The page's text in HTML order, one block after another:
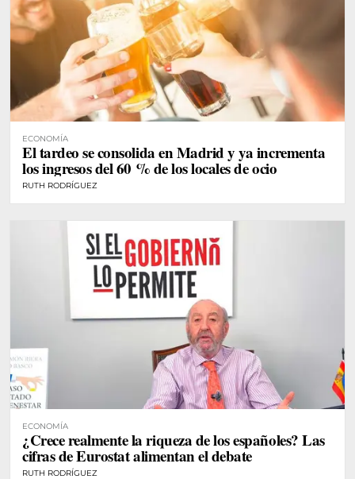
ECONOMÍA
El tardeo se consolida en Madrid y ya incrementa
los ingresos del 60 % de los locales de ocio
RUTH RODRÍGUEZ
ECONOMÍA
¿Crece realmente la riqueza de los españoles? Las
cifras de Eurostat alimentan el debate
RUTH RODRÍGUEZ